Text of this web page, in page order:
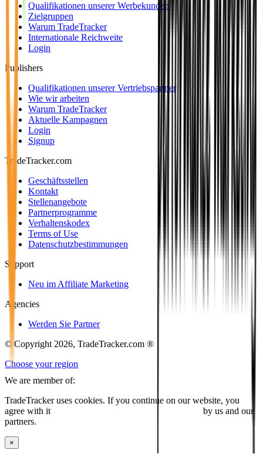
Qualifikationen unserer Werbekunden
Zielgruppen
Warum TradeTracker
Internationale Reichweite
Login
Publishers
Qualifikationen unserer Vertriebspartner
Wie wir arbeiten
Warum TradeTracker
Aktuelle Kampagnen
Login
Signup
TradeTracker.com
Geschäftsstellen
Kontakt
Stellenangebote
Partnerprogramme
Verhaltenskodex
Terms of Use
Datenschutzbestimmungen
Support
Neu im Affiliate Marketing
Agencies
Werden Sie Partner
© Copyright 2026, TradeTracker.com ®
Choose your region
We are member of:
TradeTracker uses cookies. If you continue on our website, you
agree with it
by us and our
partners.
×